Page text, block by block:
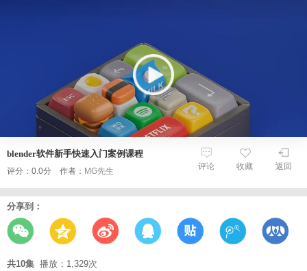
blender软件新手快速入门案例课程
评分：0.0分 作者： MG先生 返回
收藏
评论
分享到：
共10集 播放：1,329次